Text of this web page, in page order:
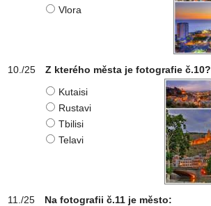
Vlora
Z kterého města je fotografie č.10?
Kutaisi
Rustavi
Tbilisi
Telavi
Na fotografii č.11 je město: